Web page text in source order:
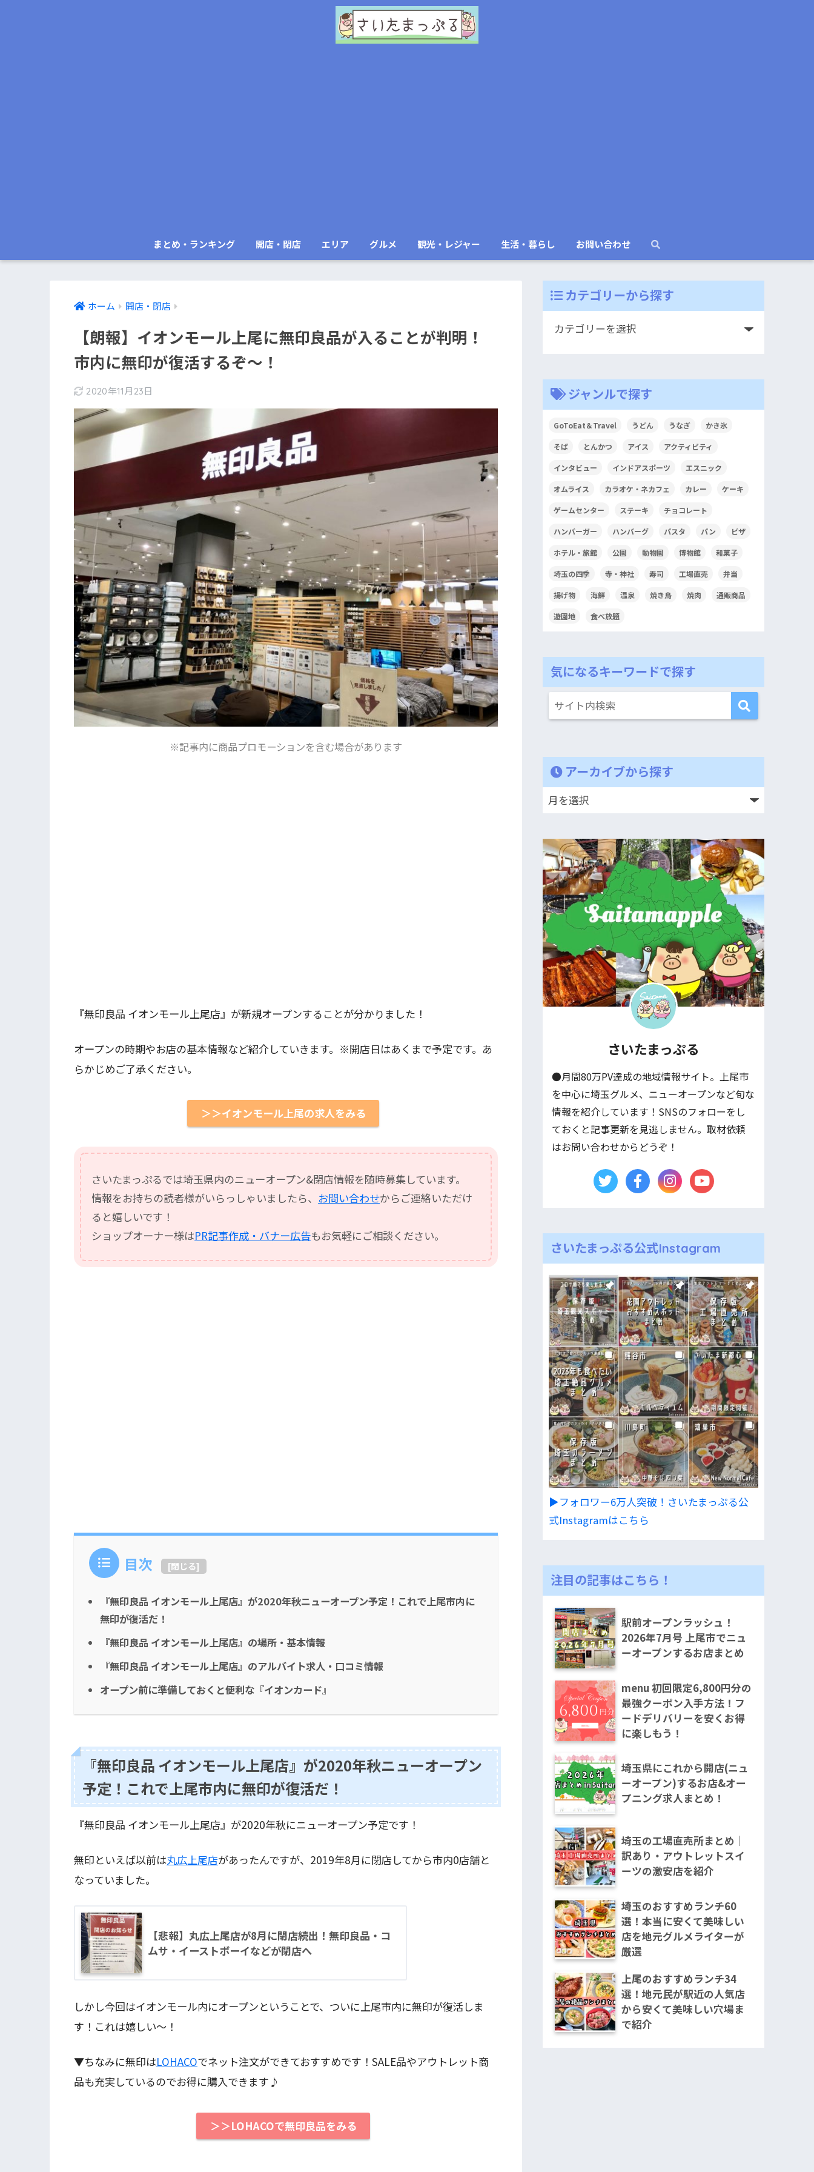
まとめ・ランキング 開店・閉店 エリア グルメ 観光・レジャー 生活・暮らし お問い合わせ
ホーム 開店・閉店
【朗報】イオンモール上尾に無印良品が入ることが判明！
市内に無印が復活するぞ〜！
2020年11月23日
※記事内に商品プロモーションを含む場合があります
『無印良品 イオンモール上尾店』が新規オープンすることが分かりました！
オープンの時期やお店の基本情報など紹介していきます。※開店日はあくまで予定です。あ
らかじめご了承ください。
＞＞イオンモール上尾の求人をみる
さいたまっぷるでは埼玉県内のニューオープン&閉店情報を随時募集しています。
情報をお持ちの読者様がいらっしゃいましたら、 お問い合わせからご連絡いただけ
ると嬉しいです！
ショップオーナー様はPR記事作成・バナー広告もお気軽にご相談ください。
目次 [閉じる]
『無印良品 イオンモール上尾店』が2020年秋ニューオープン予定！これで上尾市内に
無印が復活だ！
『無印良品 イオンモール上尾店』の場所・基本情報
『無印良品 イオンモール上尾店』のアルバイト求人・口コミ情報
オープン前に準備しておくと便利な『イオンカード』
『無印良品 イオンモール上尾店』が2020年秋ニューオープン
予定！これで上尾市内に無印が復活だ！
『無印良品 イオンモール上尾店』が2020年秋にニューオープン予定です！
無印といえば以前は丸広上尾店があったんですが、2019年8月に閉店してから市内0店舗と
なっていました。
【悲報】丸広上尾店が8月に閉店続出！無印良品・コ
ムサ・イーストボーイなどが閉店へ
しかし今回はイオンモール内にオープンということで、ついに上尾市内に無印が復活しま
す！これは嬉しい〜！
▼ちなみに無印はLOHACOでネット注文ができておすすめです！SALE品やアウトレット商
品も充実しているのでお得に購入できます♪
＞＞LOHACOで無印良品をみる
カテゴリーから探す
ジャンルで探す
GoToEat＆Travel うどん うなぎ かき氷
そば とんかつ アイス アクティビティ
インタビュー インドアスポーツ エスニック
オムライス カラオケ・ネカフェ カレー ケーキ
ゲームセンター ステーキ チョコレート
ハンバーガー ハンバーグ パスタ パン ピザ
ホテル・旅館 公園 動物園 博物館 和菓子
埼玉の四季 寺・神社 寿司 工場直売 弁当
揚げ物 海鮮 温泉 焼き鳥 焼肉 通販商品
遊園地 食べ放題
気になるキーワードで探す
アーカイブから探す
さいたまっぷる
●月間80万PV達成の地域情報サイト。上尾市
を中心に埼玉グルメ、ニューオープンなど旬な
情報を紹介しています！SNSのフォローをし
ておくと記事更新を見逃しません。取材依頼
はお問い合わせからどうぞ！
さいたまっぷる公式Instagram
▶︎フォロワー6万人突破！さいたまっぷる公
式Instagramはこちら
注目の記事はこちら！
駅前オープンラッシュ！
2026年7月号 上尾市でニュ
ーオープンするお店まとめ
menu 初回限定6,800円分の
最強クーポン入手方法！フ
ードデリバリーを安くお得
に楽しもう！
埼玉県にこれから開店(ニュ
ーオープン)するお店&オー
プニング求人まとめ！
埼玉の工場直売所まとめ｜
訳あり・アウトレットスイ
ーツの激安店を紹介
埼玉のおすすめランチ60
選！本当に安くて美味しい
店を地元グルメライターが
厳選
上尾のおすすめランチ34
選！地元民が駅近の人気店
から安くて美味しい穴場ま
で紹介